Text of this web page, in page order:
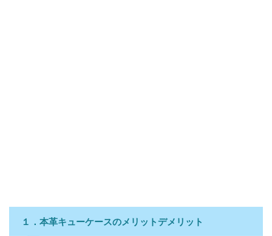
１．本革キューケースのメリットデメリット